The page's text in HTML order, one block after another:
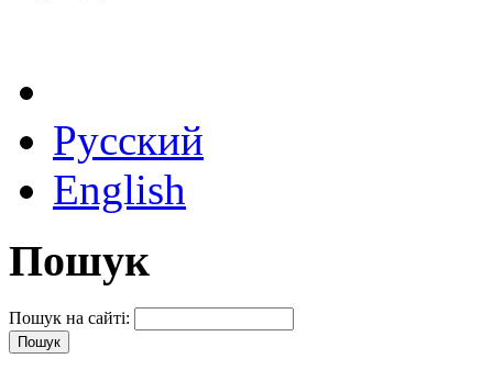
Русский
English
Пошук
Пошук на сайті: